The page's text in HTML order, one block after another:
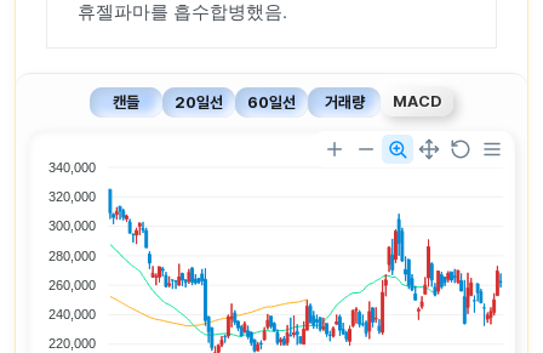
휴젤파마를 흡수합병했음.
캔들 20일선 60일선 거래량 MACD
340,000
320,000
300,000
280,000
260,000
240,000
220,000